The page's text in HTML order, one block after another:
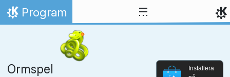
Gå till innehåll
Hem
Program
Ormspel
Installera